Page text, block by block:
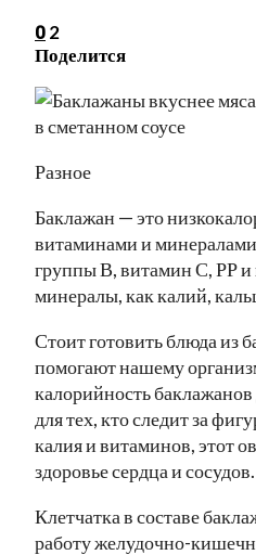
0 2
Поделится
Разное
Баклажан — это
витаминами и
группы В, витамин С, РР и
минералы, как калий,
Стоит готовить блюда из
помогают нашему
калорийность
для тех, кто следит за
калия и витаминов, этот
здоровье сердца и сосудов.
Клетчатка в составе
работу желудочно-